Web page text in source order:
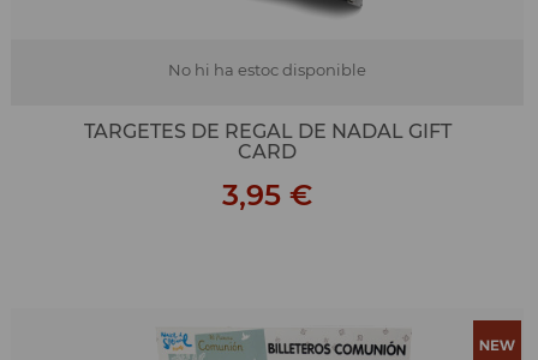
No hi ha estoc disponible
TARGETES DE REGAL DE NADAL GIFT
CARD
3,95 €